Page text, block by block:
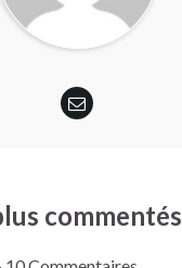
commentés